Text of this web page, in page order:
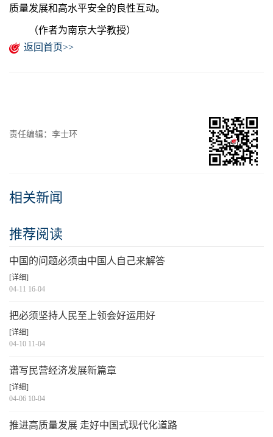
质量发展和高水平安全的良性互动。
（作者为南京大学教授）
返回首页>>
责任编辑：李士环
相关新闻
推荐阅读
中国的问题必须由中国人自己来解答
[详细]
04-11 16-04
把必须坚持人民至上领会好运用好
[详细]
04-10 11-04
谱写民营经济发展新篇章
[详细]
04-06 10-04
推进高质量发展 走好中国式现代化道路